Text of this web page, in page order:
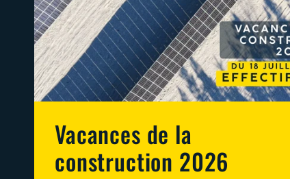
Vacances de la
construction 2026